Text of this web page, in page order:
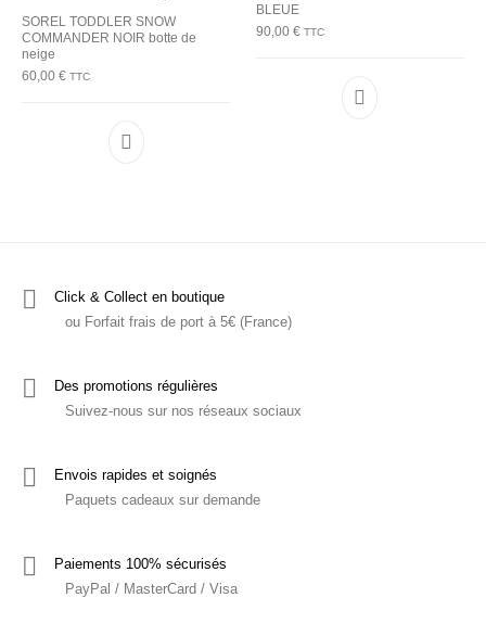
SOREL TODDLER SNOW
COMMANDER NOIR botte de
neige
60,00€ TTC
Ce produit a plusieurs variations. Les options
BLEUE
90,00 € TTC
Ce produit a
Click & Collect en boutique
ou Forfait frais de port à 5€ (France)
Des promotions régulières
Suivez-nous sur nos réseaux sociaux
Envois rapides et soignés
Paquets cadeaux sur demande
Paiements 100% sécurisés
PayPal / MasterCard / Visa